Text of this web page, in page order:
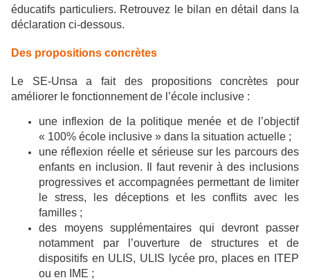
éducatifs particuliers. Retrouvez le bilan en détail dans la
déclaration ci-dessous.
Des propositions concrètes
Le SE-Unsa a fait des propositions concrètes pour
améliorer le fonctionnement de l’école inclusive :
une inflexion de la politique menée et de l’objectif
« 100% école inclusive » dans la situation actuelle ;
une réflexion réelle et sérieuse sur les parcours des
enfants en inclusion. Il faut revenir à des inclusions
progressives et accompagnées permettant de limiter
le stress, les déceptions et les conflits avec les
familles ;
des moyens supplémentaires qui devront passer
notamment par l’ouverture de structures et de
dispositifs en ULIS, ULIS lycée pro, places en ITEP
ou en IME ;